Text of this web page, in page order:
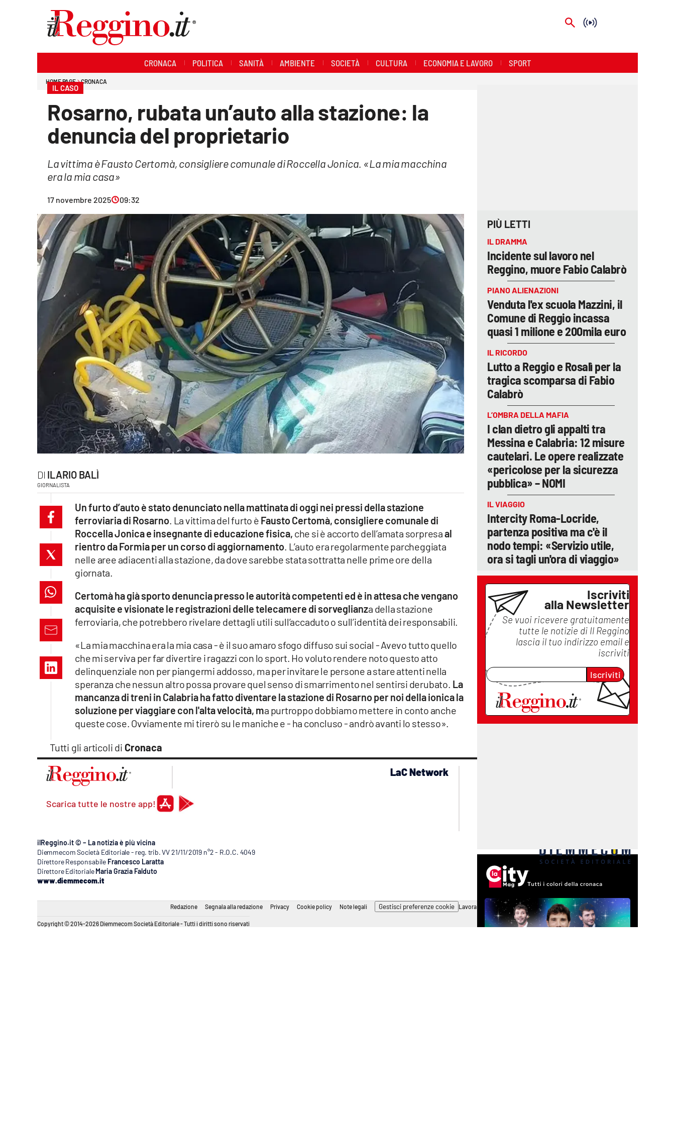
Streaming
lacitymag.it
catanzarochannel.it
lacapitalenews.it
CRONACA POLITICA SANITÀ AMBIENTE SOCIETÀ CULTURA ECONOMIA E LAVORO SPORT
HOME PAGE CRONACA
IL CASO
Rosarno, rubata un’auto alla stazione: la
denuncia del proprietario
La vittima è Fausto Certomà, consigliere comunale di Roccella Jonica. «La mia macchina
era la mia casa»
17 novembre 2025 09:32
ILARIO BALÌ
GIORNALISTA
Tutti gli articoli di Cronaca
Un furto d’auto è stato denunciato nella mattinata di oggi nei pressi della stazione
ferroviaria di Rosarno. La vittima del furto è Fausto Certomà, consigliere comunale di
Roccella Jonica e insegnante di educazione fisica, che si è accorto dell’amata sorpresaal
rientro da Formia per un corso di aggiornamento. L’auto era regolarmente parcheggiata
nelle aree adiacenti alla stazione, da dove sarebbe stata sottratta nelle prime ore della
giornata.
Certomà ha già sporto denuncia presso le autorità competenti ed è in attesa che vengano
acquisite e visionate le registrazioni delle telecamere di sorveglianza della stazione
ferroviaria, che potrebbero rivelare dettagli utili sull’accaduto o sull’identità dei responsabili.
«La mia macchina era la mia casa - è il suo amaro sfogo diffuso sui social - Avevo tutto quello
che mi serviva per far divertire i ragazzi con lo sport. Ho voluto rendere noto questo atto
delinquenziale non per piangermi addosso, ma per invitare le persone a stare attenti nella
speranza che nessun altro possa provare quel senso di smarrimento nel sentirsi derubato. La
mancanza di treni in Calabria ha fatto diventare la stazione di Rosarno per noi della ionica la
soluzione per viaggiare con l'alta velocità, ma purtroppo dobbiamo mettere in conto anche
queste cose. Ovviamente mi tirerò su le maniche e - ha concluso - andrò avanti lo stesso».
PIÙ LETTI
IL DRAMMA
Incidente sul lavoro nel
Reggino, muore Fabio Calabrò
PIANO ALIENAZIONI
Venduta l'ex scuola Mazzini, il
Comune di Reggio incassa
quasi 1 milione e 200mila euro
IL RICORDO
Lutto a Reggio e Rosalì per la
tragica scomparsa di Fabio
Calabrò
L’OMBRA DELLA MAFIA
I clan dietro gli appalti tra
Messina e Calabria: 12 misure
cautelari. Le opere realizzate
«pericolose per la sicurezza
pubblica» – NOMI
IL VIAGGIO
Intercity Roma-Locride,
partenza positiva ma c'è il
nodo tempi: «Servizio utile,
ora si tagli un'ora di viaggio»
Iscriviti
alla Newsletter
Se vuoi ricevere gratuitamente
tutte le notizie di Il Reggino
lascia il tuo indirizzo email e
iscriviti
Iscriviti
Scarica tutte le nostre app!
LaC Network
ilReggino.it © – La notizia è più vicina
Diemmecom Società Editoriale - reg. trib. VV 21/11/2019 n°2 - R.O.C. 4049
Direttore Responsabile Francesco Laratta
Direttore Editoriale Maria Grazia Falduto
www.diemmecom.it
Redazione Segnala alla redazione Privacy Cookie policy Note legali Gestisci preferenze cookie Lavora con noi
Copyright © 2014-2026 Diemmecom Società Editoriale - Tutti i diritti sono riservati